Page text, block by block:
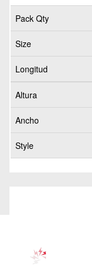
Pack Qty
Size
Longitud
Altura
Ancho
Style